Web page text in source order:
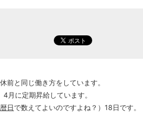
前と同じ働き方をしています。
月に定期昇給しています。
暦日で数えてよいのですよね？）18日です。